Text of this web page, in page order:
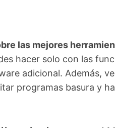
las mejores
hacer solo con las
adicional. Además,
programas basura y